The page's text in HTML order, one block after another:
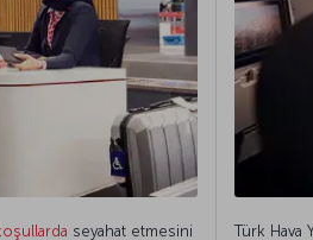
seyahat etmesini
Türk Hava